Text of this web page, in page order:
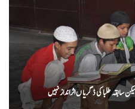
سابقہ طلبا کی ڈگریا ں اثرانداز نہیں